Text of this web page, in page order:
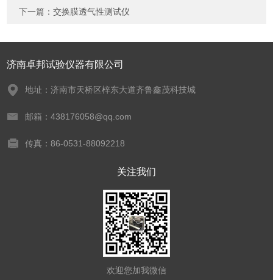
下一篇：交换膜透气性测试仪
济南卓邦试验仪器有限公司
地址：济南市天桥区梓东大道齐鲁鑫茂科技城
邮箱：438176058@qq.com
传真：86-0531-88092218
关注我们
欢迎您加我微信